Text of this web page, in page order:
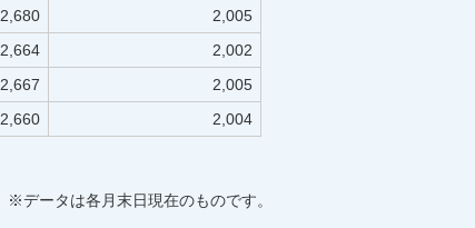
2,680
2,005
2,664
2,002
2,667
2,005
2,660 2,004
※データは各月末日現在のものです。